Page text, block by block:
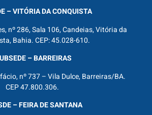
– VITÓRIA DA CONQUISTA
nº 286, Sala 106, Candeias, Vitória da
Bahia. CEP: 45.028-610.
– BARREIRAS
nº 737 – Vila Dulce, Barreiras/BA.
CEP 47.800.306.
– FEIRA DE SANTANA